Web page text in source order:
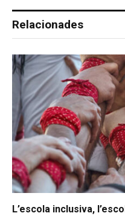
Relacionades
L’escola inclusiva,